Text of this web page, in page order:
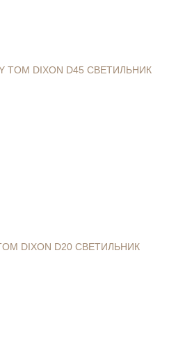
TOM DIXON D45 СВЕТИЛЬНИК
DIXON D20 СВЕТИЛЬНИК